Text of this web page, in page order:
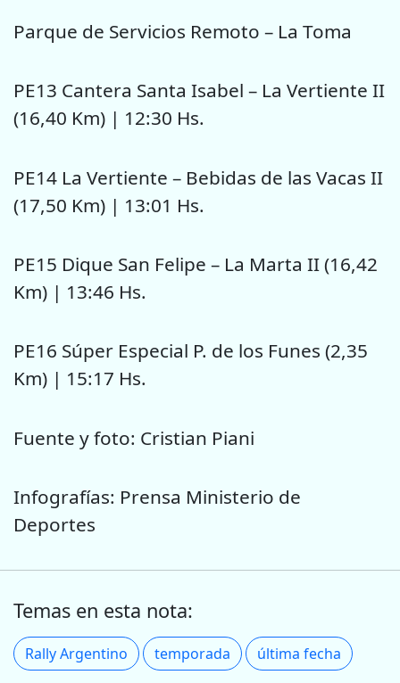
Parque de Servicios Remoto – La Toma
PE13 Cantera Santa Isabel – La Vertiente II
(16,40 Km) | 12:30 Hs.
PE14 La Vertiente – Bebidas de las Vacas II
(17,50 Km) | 13:01 Hs.
PE15 Dique San Felipe – La Marta II (16,42
Km) | 13:46 Hs.
PE16 Súper Especial P. de los Funes (2,35
Km) | 15:17 Hs.
Fuente y foto: Cristian Piani
Infografías: Prensa Ministerio de
Deportes
Temas en esta nota:
Rally Argentino temporada última fecha